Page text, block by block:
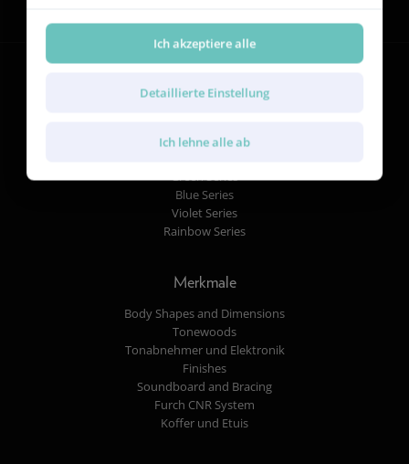
Red Series
Green Series
Blue Series
Violet Series
Rainbow Series
Merkmale
Body Shapes and Dimensions
Tonewoods
Tonabnehmer und Elektronik
Finishes
Soundboard and Bracing
Furch CNR System
Koffer und Etuis
Ich akzeptiere alle
Detaillierte Einstellung
Ich lehne alle ab